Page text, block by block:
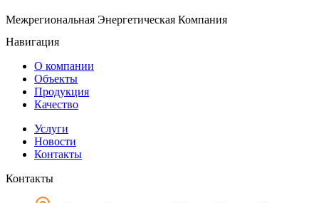
Межрегиональная Энергетическая Компания
Навигация
О компании
Объекты
Продукция
Качество
Услуги
Новости
Контакты
Контакты